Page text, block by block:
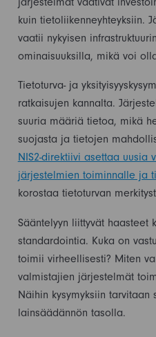
järjestelmät vaativat
kuin tietoliikenneyhteyksiin.
vaatii nykyisen
ominaisuuksilla, mikä voi
Tietoturva- ja
ratkaisujen kannalta.
suuria määriä tietoa, mikä
suojasta ja tietojen
NIS2-direktiivi asettaa uusia
järjestelmien toiminnalle ja
korostaa tietoturvan
Sääntelyyn liittyvät haasteet
standardointia. Kuka on
toimii virheellisesti? Miten
valmistajien järjestelmät
Näihin kysymyksiin tarvitaan
lainsäädännön tasolla.